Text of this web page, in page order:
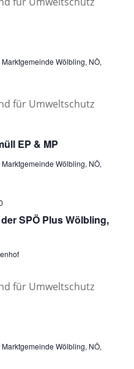
Marktgemeinde Wölbling, NÖ,
EP & MP
Marktgemeinde Wölbling, NÖ,
SPÖ Plus Wölbling,
Marktgemeinde Wölbling, NÖ,